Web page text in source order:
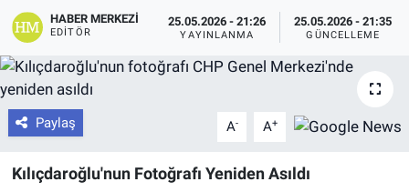
HABER MERKEZI
EDITÖR
25.05.2026 - 21:26
YAYINLANMA
25.05.2026 - 21:35
GÜNCELLEME
Paylaş A- A+
Kılıçdaroğlu'nun Fotoğrafı Yeniden Asıldı